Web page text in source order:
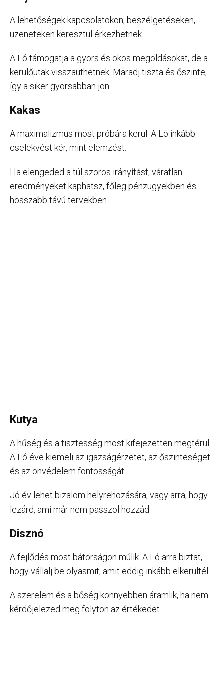
A lehetőségek kapcsolatokon, beszélgetéseken,
üzeneteken keresztül érkezhetnek.
A Ló támogatja a gyors és okos megoldásokat, de a
kerülőutak visszaüthetnek. Maradj tiszta és őszinte,
így a siker gyorsabban jön.
Kakas
A maximalizmus most próbára kerül. A Ló inkább
cselekvést kér, mint elemzést.
Ha elengeded a túl szoros irányítást, váratlan
eredményeket kaphatsz, főleg pénzügyekben és
hosszabb távú tervekben.
Kutya
A hűség és a tisztesség most kifejezetten megtérül.
A Ló éve kiemeli az igazságérzetet, az őszinteséget
és az önvédelem fontosságát.
Jó év lehet bizalom helyrehozására, vagy arra, hogy
lezárd, ami már nem passzol hozzád.
Disznó
A fejlődés most bátorságon múlik. A Ló arra biztat,
hogy vállalj be olyasmit, amit eddig inkább elkerültél.
A szerelem és a bőség könnyebben áramlik, ha nem
kérdőjelezed meg folyton az értékedet.